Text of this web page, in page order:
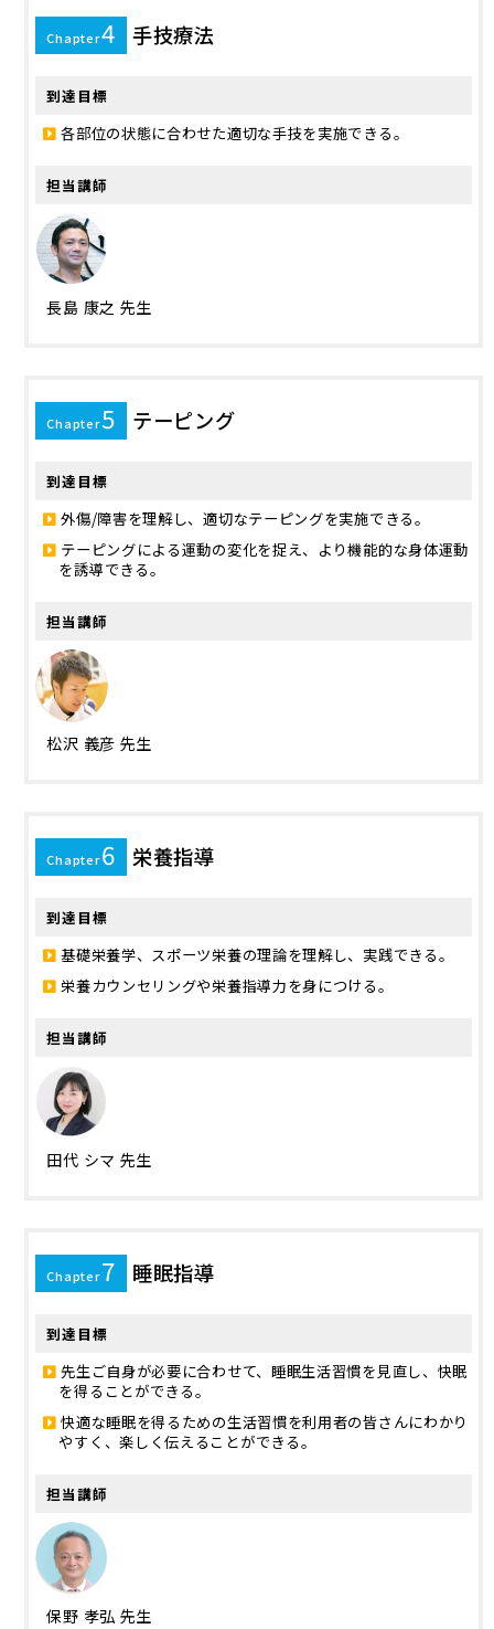
Chapter4 手技療法
到達目標
各部位の状態に合わせた適切な手技を実施できる。
担当講師
長島 康之 先生
Chapter5 テーピング
到達目標
外傷/障害を理解し、適切なテーピングを実施できる。
テーピングによる運動の変化を捉え、より機能的な身体運動
を誘導できる。
担当講師
松沢 義彦 先生
Chapter6 栄養指導
到達目標
基礎栄養学、スポーツ栄養の理論を理解し、実践できる。
栄養カウンセリングや栄養指導力を身につける。
担当講師
田代 シマ 先生
Chapter7 睡眠指導
到達目標
先生ご自身が必要に合わせて、睡眠生活習慣を見直し、快眠
を得ることができる。
快適な睡眠を得るための生活習慣を利用者の皆さんにわかり
やすく、楽しく伝えることができる。
担当講師
保野 孝弘 先生